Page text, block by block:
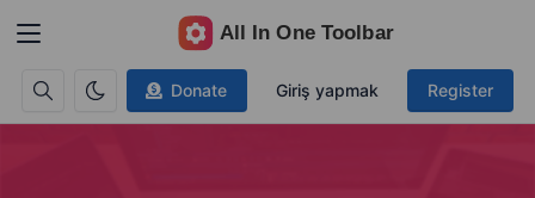
Donate Giriş yapmak Register